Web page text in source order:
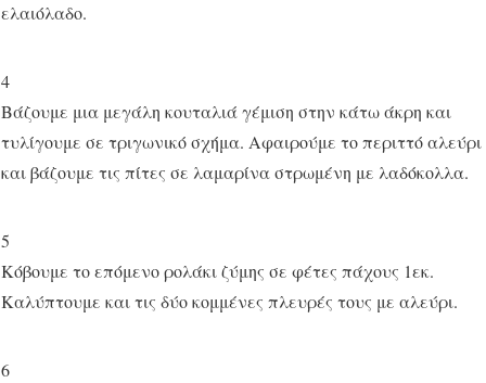
ελαιόλαδο.
4
Βάζουμε μια μεγάλη κουταλιά γέμιση στην κάτω άκρη και
τυλίγουμε σε τριγωνικό σχήμα. Αφαιρούμε το περιττό αλεύρι
και βάζουμε τις πίτες σε λαμαρίνα στρωμένη με λαδόκολλα.
5
Κόβουμε το επόμενο ρολάκι ζύμης σε φέτες πάχους 1εκ.
Καλύπτουμε και τις δύο κομμένες πλευρές τους με αλεύρι.
6